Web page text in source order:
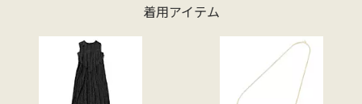
着用アイテム